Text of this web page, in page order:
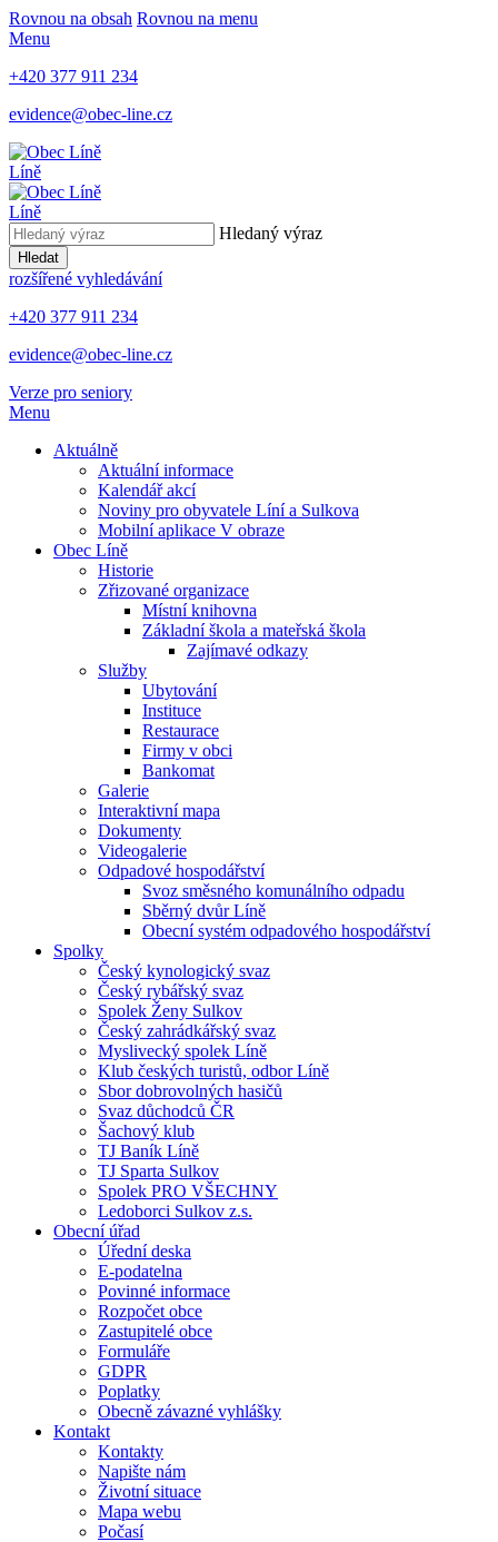
Rovnou na obsah Rovnou na menu
Menu
+420 377 911 234
evidence@obec-line.cz
Líně
Líně
Hledaný výraz
Hledat
rozšířené vyhledávání
+420 377 911 234
evidence@obec-line.cz
Verze pro seniory
Menu
Aktuálně
Aktuální informace
Kalendář akcí
Noviny pro obyvatele Líní a Sulkova
Mobilní aplikace V obraze
Obec Líně
Historie
Zřizované organizace
Místní knihovna
Základní škola a mateřská škola
Zajímavé odkazy
Služby
Ubytování
Instituce
Restaurace
Firmy v obci
Bankomat
Galerie
Interaktivní mapa
Dokumenty
Videogalerie
Odpadové hospodářství
Svoz směsného komunálního odpadu
Sběrný dvůr Líně
Obecní systém odpadového hospodářství
Spolky
Český kynologický svaz
Český rybářský svaz
Spolek Ženy Sulkov
Český zahrádkářský svaz
Myslivecký spolek Líně
Klub českých turistů, odbor Líně
Sbor dobrovolných hasičů
Svaz důchodců ČR
Šachový klub
TJ Baník Líně
TJ Sparta Sulkov
Spolek PRO VŠECHNY
Ledoborci Sulkov z.s.
Obecní úřad
Úřední deska
E-podatelna
Povinné informace
Rozpočet obce
Zastupitelé obce
Formuláře
GDPR
Poplatky
Obecně závazné vyhlášky
Kontakt
Kontakty
Napište nám
Životní situace
Mapa webu
Počasí